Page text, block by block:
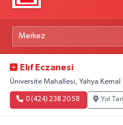
Elıf Eczanesi
Üniversite Mahallesi, Yahya
0 (424) 238 20 58 Yol